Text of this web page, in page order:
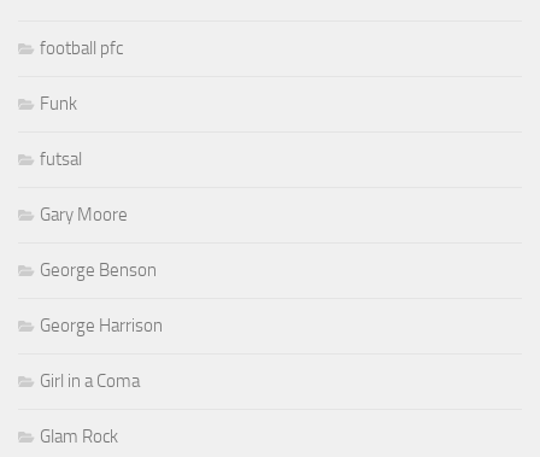
football pfc
Funk
futsal
Gary Moore
George Benson
George Harrison
Girl in a Coma
Glam Rock